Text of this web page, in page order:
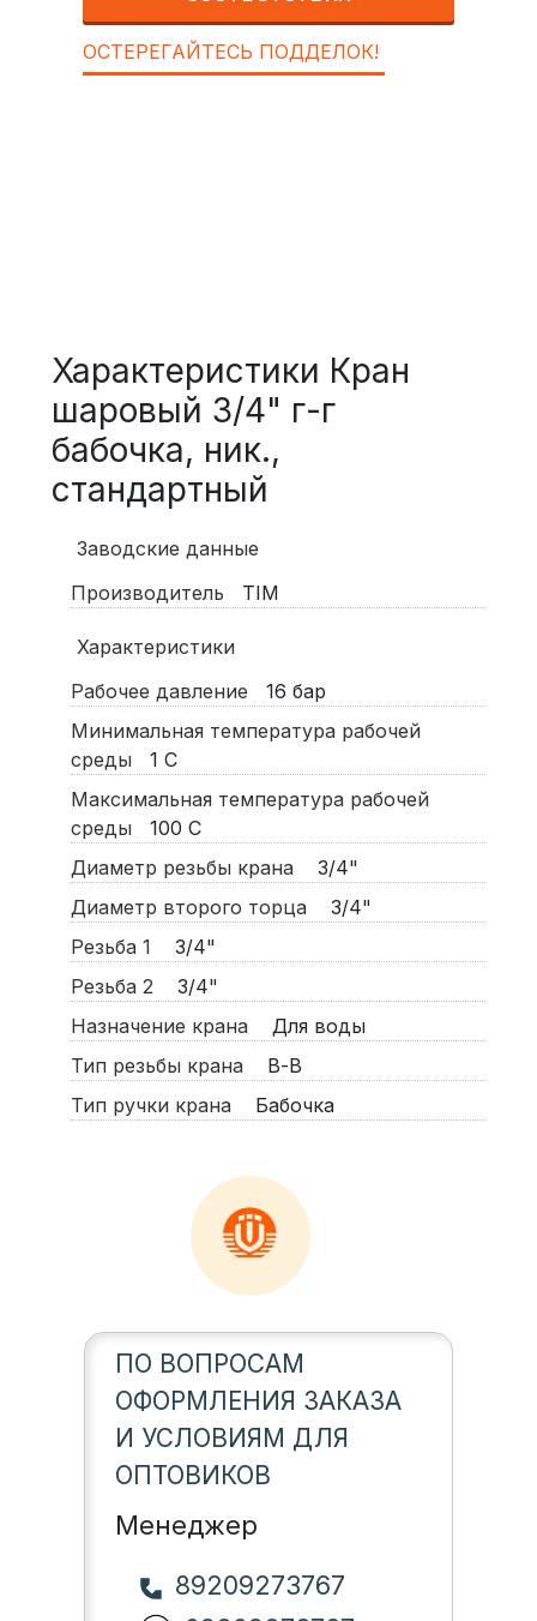
ОСТЕРЕГАЙТЕСЬ ПОДДЕЛОК!
Характеристики Кран
шаровый 3/4" г-г
бабочка, ник.,
стандартный
Заводские данные
Производитель
TIM
Характеристики
Рабочее давление
16 бар
Минимальная температура рабочей
среды
1 С
Максимальная температура рабочей
среды
100 С
Диаметр резьбы крана
3/4"
Диаметр второго торца
3/4"
Резьба 1
3/4"
Резьба 2
3/4"
Назначение крана
Для воды
Тип резьбы крана
В-В
Тип ручки крана
Бабочка
ПО ВОПРОСАМ
ОФОРМЛЕНИЯ ЗАКАЗА
И УСЛОВИЯМ ДЛЯ
ОПТОВИКОВ
Менеджер
89209273767